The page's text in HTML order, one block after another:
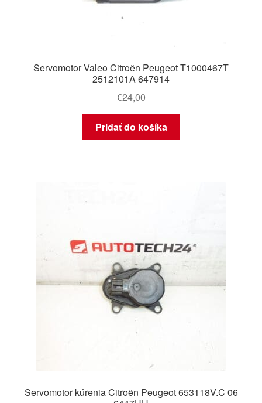
Servomotor Valeo Citroën Peugeot T1000467T
2512101A 647914
€24,00
Pridať do košíka
Servomotor kúrenia Citroën Peugeot 653118V.C 06